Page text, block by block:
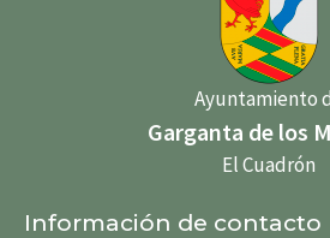
Ayuntamiento
Garganta de los
El Cuadrón
Información de contacto